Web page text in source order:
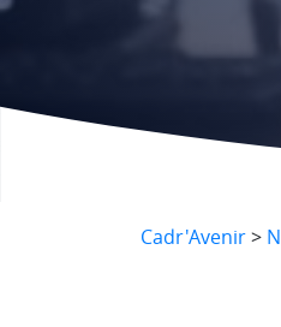
Cadr'Avenir>